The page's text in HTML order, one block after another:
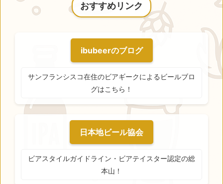
おすすめリンク
ibubeerのブログ
サンフランシスコ在住のビアギークによるビールブロ
グはこちら！
日本地ビール協会
ビアスタイルガイドライン・ビアテイスター認定の総
本山！